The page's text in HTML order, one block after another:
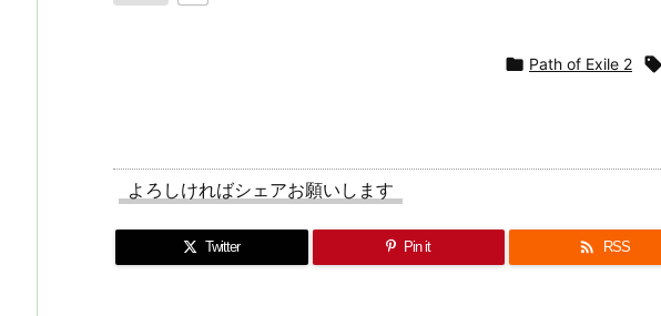
 Path of Exile 2 
よろしければシェアお願いします
Twitter Pin it  RSS